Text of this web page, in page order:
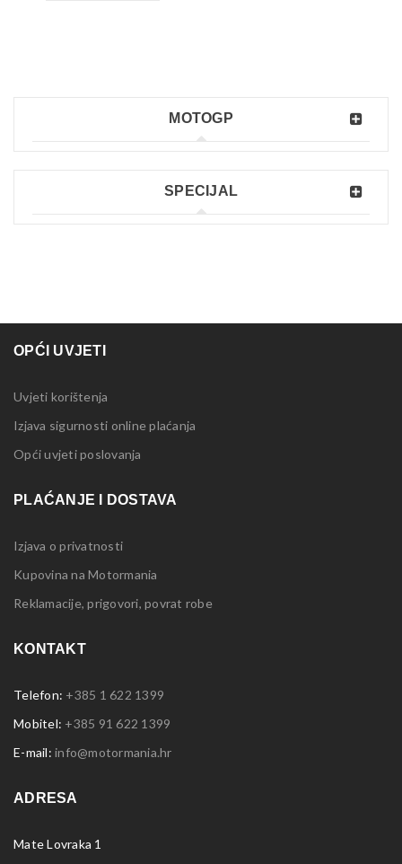
MOTOGP
SPECIJAL
OPĆI UVJETI
Uvjeti korištenja
Izjava sigurnosti online plaćanja
Opći uvjeti poslovanja
PLAĆANJE I DOSTAVA
Izjava o privatnosti
Kupovina na Motormania
Reklamacije, prigovori, povrat robe
KONTAKT
Telefon: +385 1 622 1399
Mobitel: +385 91 622 1399
E-mail: info@motormania.hr
ADRESA
Mate Lovraka 1